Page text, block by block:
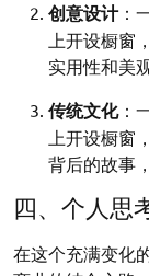
创意设计：
上开设橱窗
实用性和美
传统文化：
上开设橱窗
背后的故事
四、个人思
在这个充满变化